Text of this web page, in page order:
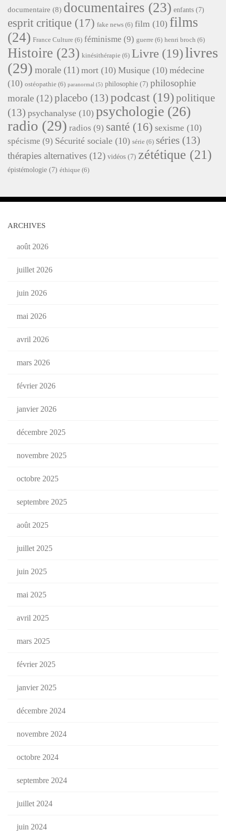
documentaire (8) documentaires (23) enfants (7)
esprit critique (17) fake news (6) film (10) films
(24) France Culture (6) féminisme (9) guerre (6) henri broch (6)
Histoire (23) kinésithérapie (6) Livre (19)livres
(29) morale (11) mort (10) Musique (10) médecine
(10) ostéopathie (6) paranormal (5) philosophie (7) philosophie
morale (12)placebo (13) podcast (19)politique
(13) psychanalyse (10) psychologie (26)
radio (29) radios (9) santé (16) sexisme (10)
spécisme (9) Sécurité sociale (10) série (6) séries (13)
thérapies alternatives (12) vidéos (7) zététique (21)
épistémologie (7) éthique (6)
ARCHIVES
août 2026
juillet 2026
juin 2026
mai 2026
avril 2026
mars 2026
février 2026
janvier 2026
décembre 2025
novembre 2025
octobre 2025
septembre 2025
août 2025
juillet 2025
juin 2025
mai 2025
avril 2025
mars 2025
février 2025
janvier 2025
décembre 2024
novembre 2024
octobre 2024
septembre 2024
juillet 2024
juin 2024